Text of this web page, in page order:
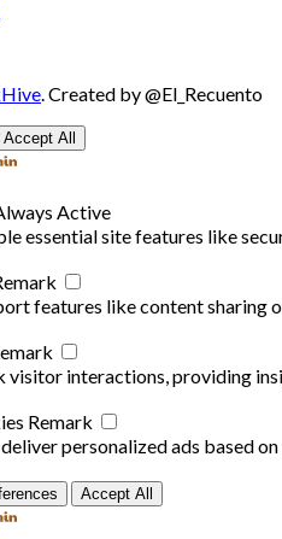
.Created by @El_Recuento
Accept All
Active
essential site features like
features like content
interactions, providing
Remark
personalized ads based
Accept All